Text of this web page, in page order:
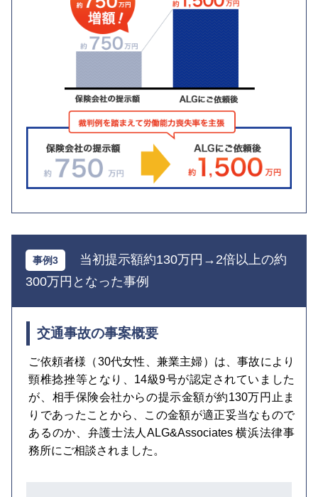
当初提示額約130万円→2倍以上の約
300万円となった事例
交通事故の事案概要
ご依頼者様（30代女性、兼業主婦）は、事故により
頸椎捻挫等となり、14級9号が認定されていました
が、相手保険会社からの提示金額が約130万円止ま
りであったことから、この金額が適正妥当なもので
あるのか、弁護士法人ALG&Associates 横浜法律事
務所にご相談されました。